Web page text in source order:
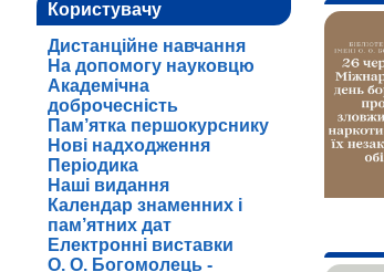
Користувачу
Дистанційне навчання
На допомогу науковцю
Академічна
доброчесність
Пам’ятка першокурснику
Нові надходження
Періодика
Наші видання
Календар знаменних і
пам’ятних дат
Електронні виставки
О. О. Богомолець -